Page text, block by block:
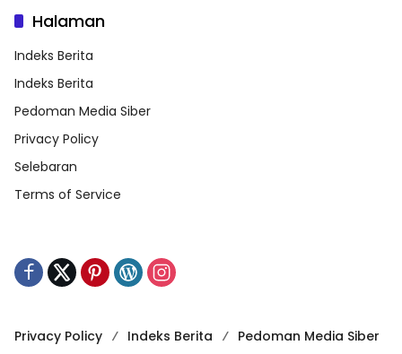
Halaman
Indeks Berita
Indeks Berita
Pedoman Media Siber
Privacy Policy
Selebaran
Terms of Service
Privacy Policy Indeks Berita Pedoman Media Siber